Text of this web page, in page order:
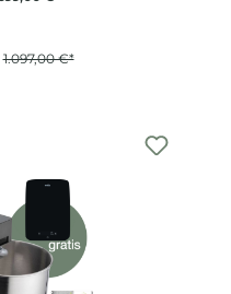
1.097,00 €*